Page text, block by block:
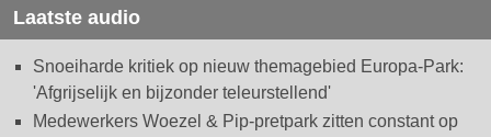
Laatste audio
Snoeiharde kritiek op nieuw themagebied Europa-Park:
'Afgrijselijk en bijzonder teleurstellend'
Medewerkers Woezel & Pip-pretpark zitten constant op